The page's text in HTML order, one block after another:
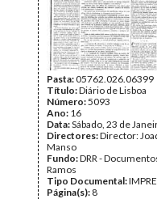
Pasta:05762.026.06399
Título:Diário de Lisboa
Número:5093
Ano: 16
Data:Sábado, 23 de
Directores:Director:
Manso
Fundo:DRR -
Ramos
Tipo Documental:
Página(s): 8